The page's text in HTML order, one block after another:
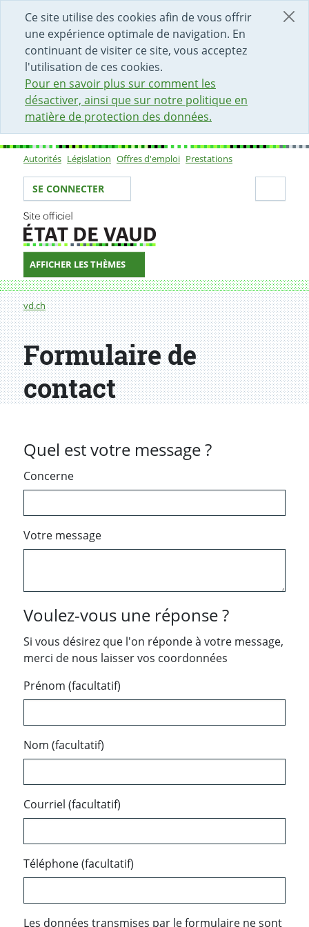
Ce site utilise des cookies afin de vous offrir
une expérience optimale de navigation. En
continuant de visiter ce site, vous acceptez
l'utilisation de ces cookies.
Pour en savoir plus sur comment les
désactiver, ainsi que sur notre politique en
matière de protection des données.
DÉBUT DU CONTENU DE LA PAGE
ACCÈS AU CHAMP DE RECHERCHE
PAGE D'ACCUEIL
FORMULAIRE DE CONTACT
Sous-navigation
Autorités Législation Offres d'emploi Prestations
Votre identité
SE CONNECTER
AFFICHER LES THÈMES
Fil d'Ariane
vd.ch
Formulaire de contact
Formulaire de
contact
Quel est votre message ?
Concerne
Votre message
Voulez-vous une réponse ?
Si vous désirez que l'on réponde à votre message,
merci de nous laisser vos coordonnées
Prénom (facultatif)
Nom (facultatif)
Courriel (facultatif)
Téléphone (facultatif)
Les données transmises par le formulaire ne sont